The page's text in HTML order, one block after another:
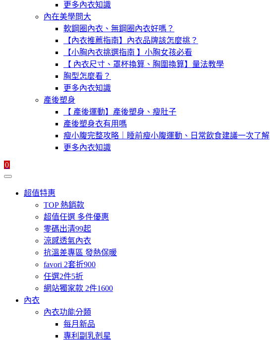
更多內衣知識
內在美學問大
軟鋼圈內衣、無鋼圈內衣好嗎？
【內衣推薦指南】內衣品牌該怎麼挑？
【小胸內衣挑選指南 】小胸女孩必看
【 內衣尺寸、罩杯換算、胸圍換算】量法教學
胸型怎麼看？
更多內衣知識
產後塑身
【 產後運動】產後塑身、瘦肚子
產後塑身衣有用嗎
瘦小腹完整攻略｜睡前瘦小腹運動、日常飲食建議一次了解
更多內衣知識
0
超值特惠
TOP 熱銷款
超值任選 多件優惠
零碼出清99起
涼感透氣內衣
抗溫差專區 發熱保暖
favori 2套折900
任選2件5折
網站獨家款 2件1600
內衣
內衣功能分類
每月新品
專利副乳剋星